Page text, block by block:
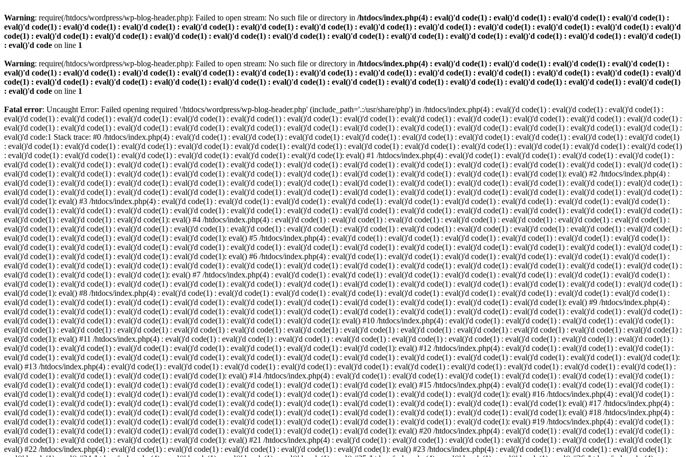
Warning: require(/htdocs/wordpress/wp-blog-header.php): Failed to open stream: No such file or directory in /htdocs/index.php(4) : eval()'d code(1) : eval()'d code(1) : eval()'d code(1) : eval()'d code(1) :
eval()'d code(1) : eval()'d code(1) : eval()'d code(1) : eval()'d code(1) : eval()'d code(1) : eval()'d code(1) : eval()'d code(1) : eval()'d code(1) : eval()'d code(1) : eval()'d code(1) : eval()'d code(1) : eval()'d
code(1) : eval()'d code(1) : eval()'d code(1) : eval()'d code(1) : eval()'d code(1) : eval()'d code(1) : eval()'d code(1) : eval()'d code(1) : eval()'d code(1) : eval()'d code(1) : eval()'d code(1) : eval()'d code(1)
: eval()'d code on line 1
Warning: require(/htdocs/wordpress/wp-blog-header.php): Failed to open stream: No such file or directory in /htdocs/index.php(4) : eval()'d code(1) : eval()'d code(1) : eval()'d code(1) : eval()'d code(1) :
eval()'d code(1) : eval()'d code(1) : eval()'d code(1) : eval()'d code(1) : eval()'d code(1) : eval()'d code(1) : eval()'d code(1) : eval()'d code(1) : eval()'d code(1) : eval()'d code(1) : eval()'d code(1) : eval()'d
code(1) : eval()'d code(1) : eval()'d code(1) : eval()'d code(1) : eval()'d code(1) : eval()'d code(1) : eval()'d code(1) : eval()'d code(1) : eval()'d code(1) : eval()'d code(1) : eval()'d code(1) : eval()'d code(1)
: eval()'d code on line 1
Fatal error: Uncaught Error: Failed opening required '/htdocs/wordpress/wp-blog-header.php' (include_path='.:/usr/share/php') in /htdocs/index.php(4) : eval()'d code(1) : eval()'d code(1) : eval()'d code(1) :
eval()'d code(1) : eval()'d code(1) : eval()'d code(1) : eval()'d code(1) : eval()'d code(1) : eval()'d code(1) : eval()'d code(1) : eval()'d code(1) : eval()'d code(1) : eval()'d code(1) : eval()'d code(1) : eval()'d code(1) :
eval()'d code(1) : eval()'d code(1) : eval()'d code(1) : eval()'d code(1) : eval()'d code(1) : eval()'d code(1) : eval()'d code(1) : eval()'d code(1) : eval()'d code(1) : eval()'d code(1) : eval()'d code(1) : eval()'d code(1) :
eval()'d code:1 Stack trace: #0 /htdocs/index.php(4) : eval()'d code(1) : eval()'d code(1) : eval()'d code(1) : eval()'d code(1) : eval()'d code(1) : eval()'d code(1) : eval()'d code(1) : eval()'d code(1) : eval()'d code(1)
: eval()'d code(1) : eval()'d code(1) : eval()'d code(1) : eval()'d code(1) : eval()'d code(1) : eval()'d code(1) : eval()'d code(1) : eval()'d code(1) : eval()'d code(1) : eval()'d code(1) : eval()'d code(1) : eval()'d code(1)
: eval()'d code(1) : eval()'d code(1) : eval()'d code(1) : eval()'d code(1) : eval()'d code(1) : eval()'d code(1): eval() #1 /htdocs/index.php(4) : eval()'d code(1) : eval()'d code(1) : eval()'d code(1) : eval()'d code(1) :
eval()'d code(1) : eval()'d code(1) : eval()'d code(1) : eval()'d code(1) : eval()'d code(1) : eval()'d code(1) : eval()'d code(1) : eval()'d code(1) : eval()'d code(1) : eval()'d code(1) : eval()'d code(1) : eval()'d code(1) :
eval()'d code(1) : eval()'d code(1) : eval()'d code(1) : eval()'d code(1) : eval()'d code(1) : eval()'d code(1) : eval()'d code(1) : eval()'d code(1) : eval()'d code(1) : eval()'d code(1): eval() #2 /htdocs/index.php(4) :
eval()'d code(1) : eval()'d code(1) : eval()'d code(1) : eval()'d code(1) : eval()'d code(1) : eval()'d code(1) : eval()'d code(1) : eval()'d code(1) : eval()'d code(1) : eval()'d code(1) : eval()'d code(1) : eval()'d code(1) :
eval()'d code(1) : eval()'d code(1) : eval()'d code(1) : eval()'d code(1) : eval()'d code(1) : eval()'d code(1) : eval()'d code(1) : eval()'d code(1) : eval()'d code(1) : eval()'d code(1) : eval()'d code(1) : eval()'d code(1) :
eval()'d code(1): eval() #3 /htdocs/index.php(4) : eval()'d code(1) : eval()'d code(1) : eval()'d code(1) : eval()'d code(1) : eval()'d code(1) : eval()'d code(1) : eval()'d code(1) : eval()'d code(1) : eval()'d code(1) :
eval()'d code(1) : eval()'d code(1) : eval()'d code(1) : eval()'d code(1) : eval()'d code(1) : eval()'d code(1) : eval()'d code(1) : eval()'d code(1) : eval()'d code(1) : eval()'d code(1) : eval()'d code(1) : eval()'d code(1) :
eval()'d code(1) : eval()'d code(1) : eval()'d code(1): eval() #4 /htdocs/index.php(4) : eval()'d code(1) : eval()'d code(1) : eval()'d code(1) : eval()'d code(1) : eval()'d code(1) : eval()'d code(1) : eval()'d code(1) :
eval()'d code(1) : eval()'d code(1) : eval()'d code(1) : eval()'d code(1) : eval()'d code(1) : eval()'d code(1) : eval()'d code(1) : eval()'d code(1) : eval()'d code(1) : eval()'d code(1) : eval()'d code(1) : eval()'d code(1) :
eval()'d code(1) : eval()'d code(1) : eval()'d code(1) : eval()'d code(1): eval() #5 /htdocs/index.php(4) : eval()'d code(1) : eval()'d code(1) : eval()'d code(1) : eval()'d code(1) : eval()'d code(1) : eval()'d code(1) :
eval()'d code(1) : eval()'d code(1) : eval()'d code(1) : eval()'d code(1) : eval()'d code(1) : eval()'d code(1) : eval()'d code(1) : eval()'d code(1) : eval()'d code(1) : eval()'d code(1) : eval()'d code(1) : eval()'d code(1) :
eval()'d code(1) : eval()'d code(1) : eval()'d code(1) : eval()'d code(1): eval() #6 /htdocs/index.php(4) : eval()'d code(1) : eval()'d code(1) : eval()'d code(1) : eval()'d code(1) : eval()'d code(1) : eval()'d code(1) :
eval()'d code(1) : eval()'d code(1) : eval()'d code(1) : eval()'d code(1) : eval()'d code(1) : eval()'d code(1) : eval()'d code(1) : eval()'d code(1) : eval()'d code(1) : eval()'d code(1) : eval()'d code(1) : eval()'d code(1) :
eval()'d code(1) : eval()'d code(1) : eval()'d code(1): eval() #7 /htdocs/index.php(4) : eval()'d code(1) : eval()'d code(1) : eval()'d code(1) : eval()'d code(1) : eval()'d code(1) : eval()'d code(1) : eval()'d code(1) :
eval()'d code(1) : eval()'d code(1) : eval()'d code(1) : eval()'d code(1) : eval()'d code(1) : eval()'d code(1) : eval()'d code(1) : eval()'d code(1) : eval()'d code(1) : eval()'d code(1) : eval()'d code(1) : eval()'d code(1) :
eval()'d code(1): eval() #8 /htdocs/index.php(4) : eval()'d code(1) : eval()'d code(1) : eval()'d code(1) : eval()'d code(1) : eval()'d code(1) : eval()'d code(1) : eval()'d code(1) : eval()'d code(1) : eval()'d code(1) :
eval()'d code(1) : eval()'d code(1) : eval()'d code(1) : eval()'d code(1) : eval()'d code(1) : eval()'d code(1) : eval()'d code(1) : eval()'d code(1) : eval()'d code(1) : eval()'d code(1): eval() #9 /htdocs/index.php(4) :
eval()'d code(1) : eval()'d code(1) : eval()'d code(1) : eval()'d code(1) : eval()'d code(1) : eval()'d code(1) : eval()'d code(1) : eval()'d code(1) : eval()'d code(1) : eval()'d code(1) : eval()'d code(1) : eval()'d code(1) :
eval()'d code(1) : eval()'d code(1) : eval()'d code(1) : eval()'d code(1) : eval()'d code(1) : eval()'d code(1): eval() #10 /htdocs/index.php(4) : eval()'d code(1) : eval()'d code(1) : eval()'d code(1) : eval()'d code(1) :
eval()'d code(1) : eval()'d code(1) : eval()'d code(1) : eval()'d code(1) : eval()'d code(1) : eval()'d code(1) : eval()'d code(1) : eval()'d code(1) : eval()'d code(1) : eval()'d code(1) : eval()'d code(1) : eval()'d code(1) :
eval()'d code(1): eval() #11 /htdocs/index.php(4) : eval()'d code(1) : eval()'d code(1) : eval()'d code(1) : eval()'d code(1) : eval()'d code(1) : eval()'d code(1) : eval()'d code(1) : eval()'d code(1) : eval()'d code(1) :
eval()'d code(1) : eval()'d code(1) : eval()'d code(1) : eval()'d code(1) : eval()'d code(1) : eval()'d code(1) : eval()'d code(1): eval() #12 /htdocs/index.php(4) : eval()'d code(1) : eval()'d code(1) : eval()'d code(1) :
eval()'d code(1) : eval()'d code(1) : eval()'d code(1) : eval()'d code(1) : eval()'d code(1) : eval()'d code(1) : eval()'d code(1) : eval()'d code(1) : eval()'d code(1) : eval()'d code(1) : eval()'d code(1) : eval()'d code(1):
eval() #13 /htdocs/index.php(4) : eval()'d code(1) : eval()'d code(1) : eval()'d code(1) : eval()'d code(1) : eval()'d code(1) : eval()'d code(1) : eval()'d code(1) : eval()'d code(1) : eval()'d code(1) : eval()'d code(1) :
eval()'d code(1) : eval()'d code(1) : eval()'d code(1) : eval()'d code(1): eval() #14 /htdocs/index.php(4) : eval()'d code(1) : eval()'d code(1) : eval()'d code(1) : eval()'d code(1) : eval()'d code(1) : eval()'d code(1) :
eval()'d code(1) : eval()'d code(1) : eval()'d code(1) : eval()'d code(1) : eval()'d code(1) : eval()'d code(1) : eval()'d code(1): eval() #15 /htdocs/index.php(4) : eval()'d code(1) : eval()'d code(1) : eval()'d code(1) :
eval()'d code(1) : eval()'d code(1) : eval()'d code(1) : eval()'d code(1) : eval()'d code(1) : eval()'d code(1) : eval()'d code(1) : eval()'d code(1) : eval()'d code(1): eval() #16 /htdocs/index.php(4) : eval()'d code(1) :
eval()'d code(1) : eval()'d code(1) : eval()'d code(1) : eval()'d code(1) : eval()'d code(1) : eval()'d code(1) : eval()'d code(1) : eval()'d code(1) : eval()'d code(1) : eval()'d code(1): eval() #17 /htdocs/index.php(4) :
eval()'d code(1) : eval()'d code(1) : eval()'d code(1) : eval()'d code(1) : eval()'d code(1) : eval()'d code(1) : eval()'d code(1) : eval()'d code(1) : eval()'d code(1) : eval()'d code(1): eval() #18 /htdocs/index.php(4) :
eval()'d code(1) : eval()'d code(1) : eval()'d code(1) : eval()'d code(1) : eval()'d code(1) : eval()'d code(1) : eval()'d code(1) : eval()'d code(1) : eval()'d code(1): eval() #19 /htdocs/index.php(4) : eval()'d code(1) :
eval()'d code(1) : eval()'d code(1) : eval()'d code(1) : eval()'d code(1) : eval()'d code(1) : eval()'d code(1) : eval()'d code(1): eval() #20 /htdocs/index.php(4) : eval()'d code(1) : eval()'d code(1) : eval()'d code(1) :
eval()'d code(1) : eval()'d code(1) : eval()'d code(1) : eval()'d code(1): eval() #21 /htdocs/index.php(4) : eval()'d code(1) : eval()'d code(1) : eval()'d code(1) : eval()'d code(1) : eval()'d code(1) : eval()'d code(1):
eval() #22 /htdocs/index.php(4) : eval()'d code(1) : eval()'d code(1) : eval()'d code(1) : eval()'d code(1) : eval()'d code(1): eval() #23 /htdocs/index.php(4) : eval()'d code(1) : eval()'d code(1) : eval()'d code(1) :